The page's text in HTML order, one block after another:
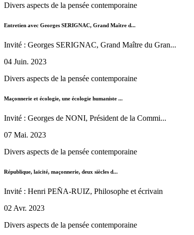
Divers aspects de la pensée contemporaine
Entretien avec Georges SERIGNAC, Grand Maître d...
Invité : Georges SERIGNAC, Grand Maître du Gran...
04 Juin. 2023
Divers aspects de la pensée contemporaine
Maçonnerie et écologie, une écologie humaniste ...
Invité : Georges de NONI, Président de la Commi...
07 Mai. 2023
Divers aspects de la pensée contemporaine
République, laïcité, maçonnerie, deux siècles d...
Invité : Henri PEÑA-RUIZ, Philosophe et écrivain
02 Avr. 2023
Divers aspects de la pensée contemporaine